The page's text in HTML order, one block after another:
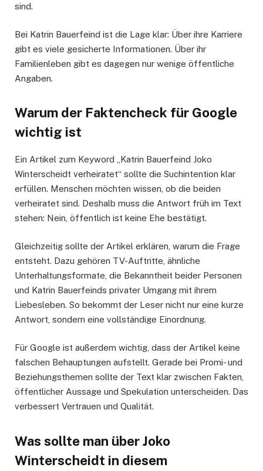
sind.
Bei Katrin Bauerfeind ist die Lage klar: Über ihre Karriere
gibt es viele gesicherte Informationen. Über ihr
Familienleben gibt es dagegen nur wenige öffentliche
Angaben.
Warum der Faktencheck für Google
wichtig ist
Ein Artikel zum Keyword „Katrin Bauerfeind Joko
Winterscheidt verheiratet“ sollte die Suchintention klar
erfüllen. Menschen möchten wissen, ob die beiden
verheiratet sind. Deshalb muss die Antwort früh im Text
stehen: Nein, öffentlich ist keine Ehe bestätigt.
Gleichzeitig sollte der Artikel erklären, warum die Frage
entsteht. Dazu gehören TV-Auftritte, ähnliche
Unterhaltungsformate, die Bekanntheit beider Personen
und Katrin Bauerfeinds privater Umgang mit ihrem
Liebesleben. So bekommt der Leser nicht nur eine kurze
Antwort, sondern eine vollständige Einordnung.
Für Google ist außerdem wichtig, dass der Artikel keine
falschen Behauptungen aufstellt. Gerade bei Promi- und
Beziehungsthemen sollte der Text klar zwischen Fakten,
öffentlicher Aussage und Spekulation unterscheiden. Das
verbessert Vertrauen und Qualität.
Was sollte man über Joko
Winterscheidt in diesem